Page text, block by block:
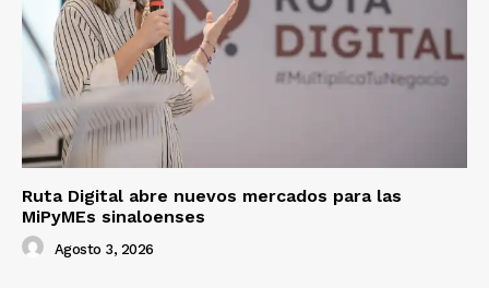
Ruta Digital abre nuevos mercados para las
MiPyMEs sinaloenses
Agosto 3, 2026